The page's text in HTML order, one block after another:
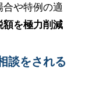
や特例の適
額を極力削減
談をされる